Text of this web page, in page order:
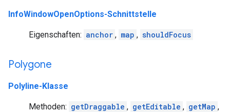
InfoWindowOpenOptions-Schnittstelle
Eigenschaften: anchor , map , shouldFocus
Polygone
Polyline-Klasse
Methoden: getDraggable , getEditable , getMap ,